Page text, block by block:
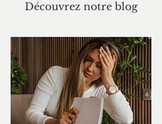
Découvrez notre blog